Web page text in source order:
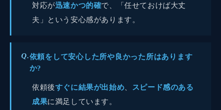
対応が迅速かつ的確で、「任せておけば大丈
夫」という安心感があります。
Q.依頼をして安心した所や良かった所はあります
か?
依頼後すぐに結果が出始め
スピード感のある
成果に満足しています。